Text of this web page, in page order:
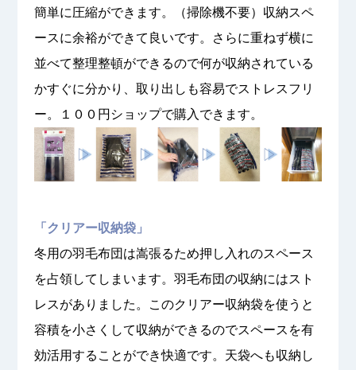
簡単に圧縮ができます。（掃除機不要）収納スペ
ースに余裕ができて良いです。さらに重ねず横に
並べて整理整頓ができるので何が収納されている
かすぐに分かり、取り出しも容易でストレスフリ
ー。１００円ショップで購入できます。
「クリアー収納袋」
冬用の羽毛布団は嵩張るため押し入れのスペース
を占領してしまいます。羽毛布団の収納にはスト
レスがありました。このクリアー収納袋を使うと
容積を小さくして収納ができるのでスペースを有
効活用することができ快適です。天袋へも収納し